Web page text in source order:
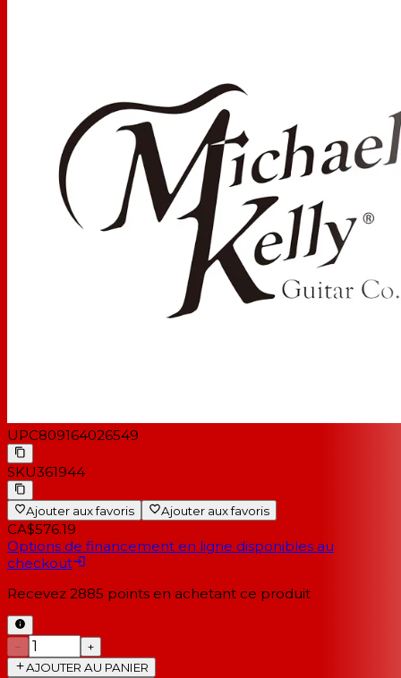
UPC809164026549
SKU361944
Ajouter aux favoris Ajouter aux favoris
CA$576.19
Options de financement en ligne disponibles au
checkout
Recevez 2885 points en achetant ce produit
−
+
AJOUTER AU PANIER